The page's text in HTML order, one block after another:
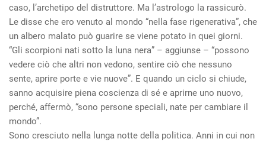
caso, l’archetipo del distruttore. Ma l’astrologo la rassicurò.
Le disse che ero venuto al mondo “nella fase rigenerativa”, che
un albero malato può guarire se viene potato in quei giorni.
“Gli scorpioni nati sotto la luna nera” – aggiunse – “possono
vedere ciò che altri non vedono, sentire ciò che nessuno
sente, aprire porte e vie nuove”. E quando un ciclo si chiude,
sanno acquisire piena coscienza di sé e aprirne uno nuovo,
perché, affermò, “sono persone speciali, nate per cambiare il
mondo”.
Sono cresciuto nella lunga notte della politica. Anni in cui non